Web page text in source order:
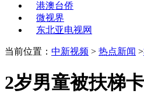
港澳台侨
微视界
东北亚电视网
当前位置： 中新视频 > 热点新闻 >
2岁男童被扶梯